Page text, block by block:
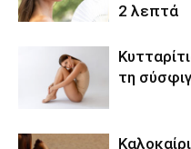
2 λεπτά
τη